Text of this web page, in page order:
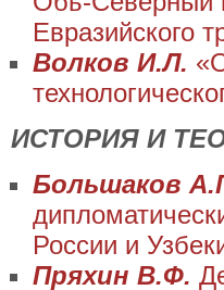
Евразийского
Волков И.Л.
ИСТОРИЯ И
Большаков
России и
Пряхин В.Ф.